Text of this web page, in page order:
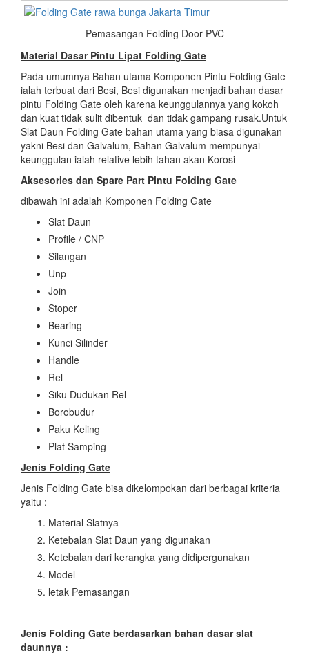
Pemasangan Folding Door PVC
Material Dasar Pintu Lipat Folding Gate
Pada umumnya Bahan utama Komponen Pintu Folding Gate
ialah terbuat dari Besi, Besi digunakan menjadi bahan dasar
pintu Folding Gate oleh karena keunggulannya yang kokoh
dan kuat tidak sulit dibentuk dan tidak gampang rusak.Untuk
Slat Daun Folding Gate bahan utama yang biasa digunakan
yakni Besi dan Galvalum, Bahan Galvalum mempunyai
keunggulan ialah relative lebih tahan akan Korosi
Aksesories dan Spare Part Pintu Folding Gate
dibawah ini adalah Komponen Folding Gate
Slat Daun
Profile / CNP
Silangan
Unp
Join
Stoper
Bearing
Kunci Silinder
Handle
Rel
Siku Dudukan Rel
Borobudur
Paku Keling
Plat Samping
Jenis Folding Gate
Jenis Folding Gate bisa dikelompokan dari berbagai kriteria
yaitu :
Material Slatnya
Ketebalan Slat Daun yang digunakan
Ketebalan dari kerangka yang didipergunakan
Model
letak Pemasangan
Jenis Folding Gate berdasarkan bahan dasar slat
daunnya :